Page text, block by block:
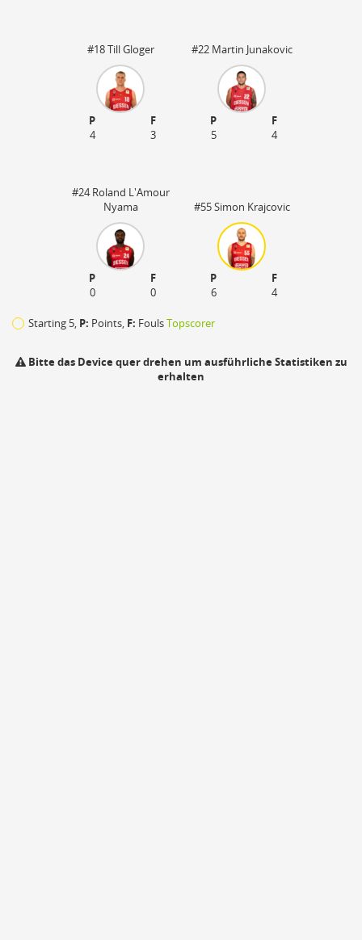
#18 Till Gloger
P
F
4
3
#22 Martin Junakovic
P
F
5
4
#24 Roland L'Amour
Nyama
P
F
0
0
#55 Simon Krajcovic
P
F
6
4
Starting 5, P: Points, F: FoulsTopscorer
Bitte das Device quer drehen um ausführliche Statistiken zu
erhalten